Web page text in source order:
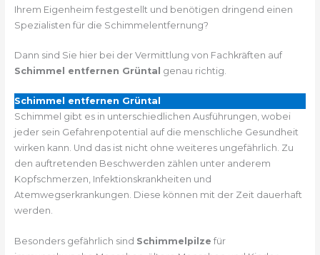
Ihrem Eigenheim festgestellt und benötigen dringend einen
Spezialisten für die Schimmelentfernung?
Dann sind Sie hier bei der Vermittlung von Fachkräften auf
Schimmel entfernen Grüntal genau richtig.
Schimmel entfernen Grüntal
Schimmel gibt es in unterschiedlichen Ausführungen, wobei
jeder sein Gefahrenpotential auf die menschliche Gesundheit
wirken kann. Und das ist nicht ohne weiteres ungefährlich. Zu
den auftretenden Beschwerden zählen unter anderem
Kopfschmerzen, Infektionskrankheiten und
Atemwegserkrankungen. Diese können mit der Zeit dauerhaft
werden.
Besonders gefährlich sind Schimmelpilze für